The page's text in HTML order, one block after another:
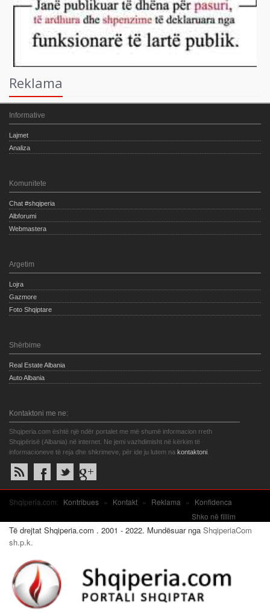
Reklama
Informative
Lajmet
Analiza
Komunitete
Chat #shqiperia
Albforumi
Webmastera
Argetim
Lojra
Gazmore
Foto Shqiptare
Shërbime
Real Estate Albania
Auto Albania
Kontaktoni me ne:
Shqiperia.com është një ndër portalet me më shumë informacion rreth
Shqipërisë (Albania) në internet. Ne jemi vazhdimisht në kërkim të
informacioneve të reja dhe shkrimeve, për ide ju lutem na kontaktoni
Shqiperia.com: Kontribues » Kontakt » Reklama »
Konfidenca
Shko në fillim
Të drejtat Shqiperia.com . 2001 - 2022. Mundësuar nga ShqiperiaCom
sh.p.k.